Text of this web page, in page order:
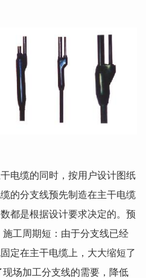
电缆的同时，按用户设计图纸
的分支线预先制造在主干电缆
都是根据设计要求决定的。预
工周期短：由于分支线已经
定在主干电缆上，大大缩短了
场加工分支线的需要，降低